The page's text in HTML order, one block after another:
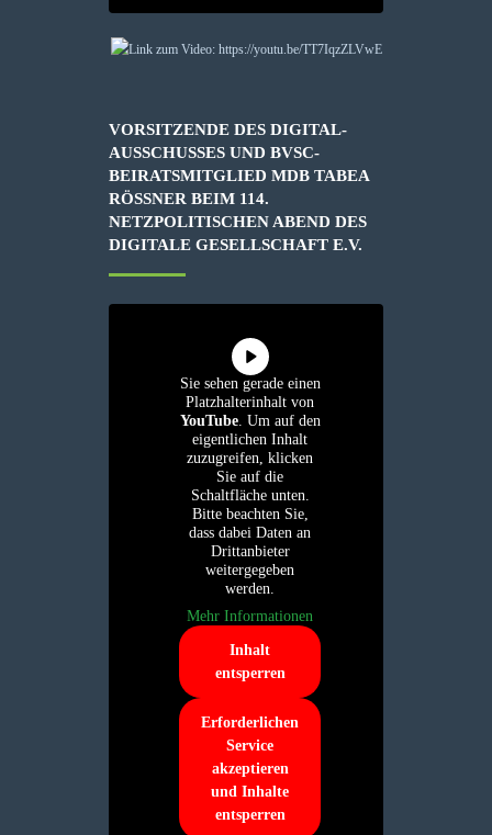
VORSITZENDE DES DIGITAL-
AUSSCHUSSES UND BVSC-
BEIRATSMITGLIED MDB TABEA
RÖSSNER BEIM 114. N
ETZPOLITISCHEN ABEND DES D
IGITALE GESELLSCHAFT E.V.
Sie sehen gerade einen
Platzhalterinhalt von
YouTube. Um auf den
eigentlichen Inhalt
zuzugreifen, klicken
Sie auf die
Schaltfläche unten.
Bitte beachten Sie,
dass dabei Daten an
Drittanbieter
weitergegeben
werden.
Mehr Informationen
Inhalt
entsperren
Erforderlichen
Service
akzeptieren
und Inhalte
entsperren